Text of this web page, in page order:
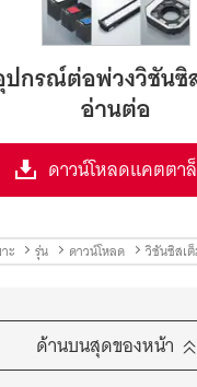
กรณ์ต่อพ่วงวิชันซิ
อ่านต่อ
ดาวน์โหลดแคตตา
ะ รุ่น ดาวน์โหลด วิชันซิสเ
ด้านบนสุดของหน้า